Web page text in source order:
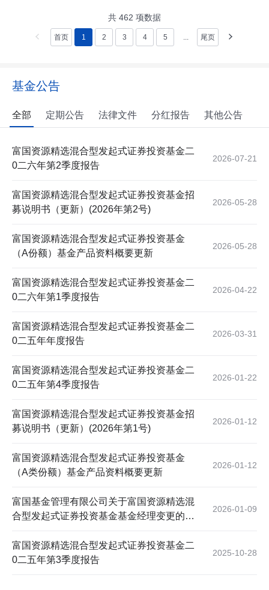
共 462 项数据
首页 1 2 3 4 5 ... 尾页
基金公告
全部 定期公告 法律文件 分红报告 其他公告
富国资源精选混合型发起式证券投资基金二
0二六年第2季度报告
2026-07-21
富国资源精选混合型发起式证券投资基金招
募说明书（更新）(2026年第2号)
2026-05-28
富国资源精选混合型发起式证券投资基金
（A份额）基金产品资料概要更新
2026-05-28
富国资源精选混合型发起式证券投资基金二
0二六年第1季度报告
2026-04-22
富国资源精选混合型发起式证券投资基金二
0二五年年度报告
2026-03-31
富国资源精选混合型发起式证券投资基金二
0二五年第4季度报告
2026-01-22
富国资源精选混合型发起式证券投资基金招
募说明书（更新）(2026年第1号)
2026-01-12
富国资源精选混合型发起式证券投资基金
（A类份额）基金产品资料概要更新
2026-01-12
富国基金管理有限公司关于富国资源精选混
合型发起式证券投资基金基金经理变更的公
2026-01-09
富国资源精选混合型发起式证券投资基金二
0二五年第3季度报告
2025-10-28